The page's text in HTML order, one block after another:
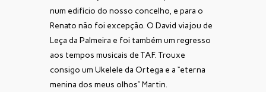
num edifício do nosso concelho, e para o
Renato não foi excepção. O David viajou de
Leça da Palmeira e foi também um regresso
aos tempos musicais de TAF. Trouxe
consigo um Ukelele da Ortega e a “eterna
menina dos meus olhos” Martin.